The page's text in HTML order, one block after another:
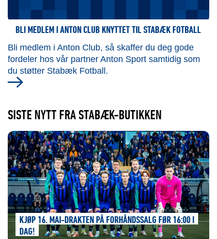
BLI MEDLEM I ANTON CLUB KNYTTET TIL STABÆK FOTBALL
Bli medlem i Anton Club, så skaffer du deg gode
fordeler hos vår partner Anton Sport samtidig som
du støtter Stabæk Fotball.
SISTE NYTT FRA STABÆK-BUTIKKEN
KJØP 16. MAI-DRAKTEN PÅ FORHÅNDSSALG FØR 16:00 I
DAG!